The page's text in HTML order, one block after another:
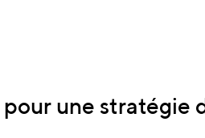
une stratégie